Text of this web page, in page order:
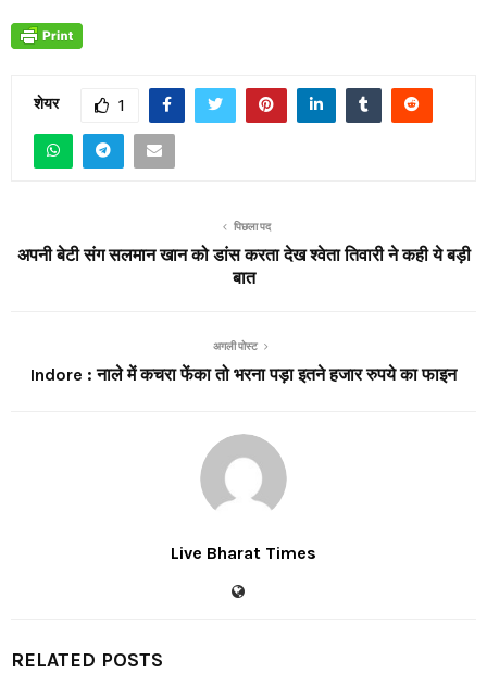
शेयर 1
पिछला पद
अपनी बेटी संग सलमान खान को डांस करता देख श्वेता तिवारी ने कही ये बड़ी
बात
अगली पोस्ट
Indore : नाले में कचरा फेंका तो भरना पड़ा इतने हजार रुपये का फाइन
Live Bharat Times
RELATED POSTS